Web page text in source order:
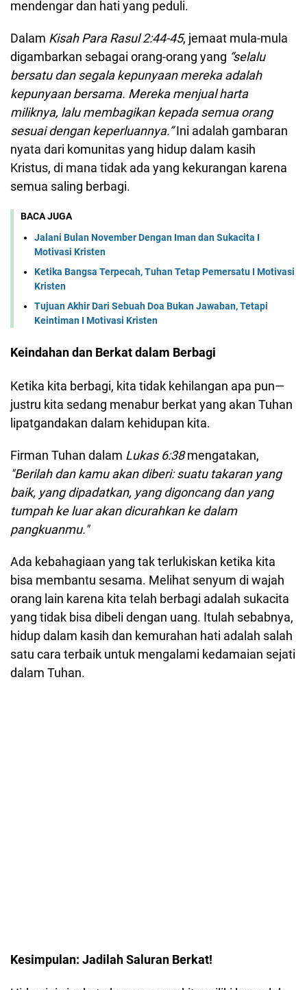
mendengar dan hati yang peduli.
Dalam Kisah Para Rasul 2:44-45, jemaat mula-mula
digambarkan sebagai orang-orang yang “selalu
bersatu dan segala kepunyaan mereka adalah
kepunyaan bersama. Mereka menjual harta
miliknya, lalu membagikan kepada semua orang
sesuai dengan keperluannya.”Ini adalah gambaran
nyata dari komunitas yang hidup dalam kasih
Kristus, di mana tidak ada yang kekurangan karena
semua saling berbagi.
BACA JUGA
Jalani Bulan November Dengan Iman dan Sukacita I
Motivasi Kristen
Ketika Bangsa Terpecah, Tuhan Tetap Pemersatu I Motivasi
Kristen
Tujuan Akhir Dari Sebuah Doa Bukan Jawaban, Tetapi
Keintiman I Motivasi Kristen
Keindahan dan Berkat dalam Berbagi
Ketika kita berbagi, kita tidak kehilangan apa pun—
justru kita sedang menabur berkat yang akan Tuhan
lipatgandakan dalam kehidupan kita.
Firman Tuhan dalam Lukas 6:38mengatakan,
"Berilah dan kamu akan diberi: suatu takaran yang
baik, yang dipadatkan, yang digoncang dan yang
tumpah ke luar akan dicurahkan ke dalam
pangkuanmu."
Ada kebahagiaan yang tak terlukiskan ketika kita
bisa membantu sesama. Melihat senyum di wajah
orang lain karena kita telah berbagi adalah sukacita
yang tidak bisa dibeli dengan uang. Itulah sebabnya,
hidup dalam kasih dan kemurahan hati adalah salah
satu cara terbaik untuk mengalami kedamaian sejati
dalam Tuhan.
Kesimpulan: Jadilah Saluran Berkat!